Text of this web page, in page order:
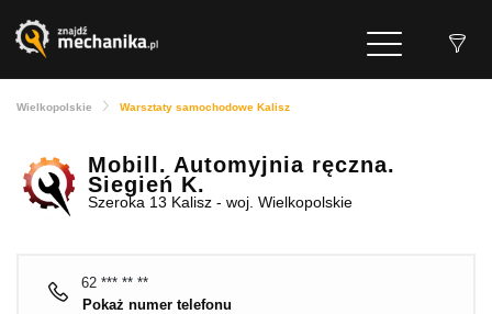
Wielkopolskie Warsztaty samochodowe Kalisz
Mobill. Automyjnia ręczna.
Siegień K.
Szeroka 13 Kalisz - woj. Wielkopolskie
62 *** ** **
Pokaż numer telefonu